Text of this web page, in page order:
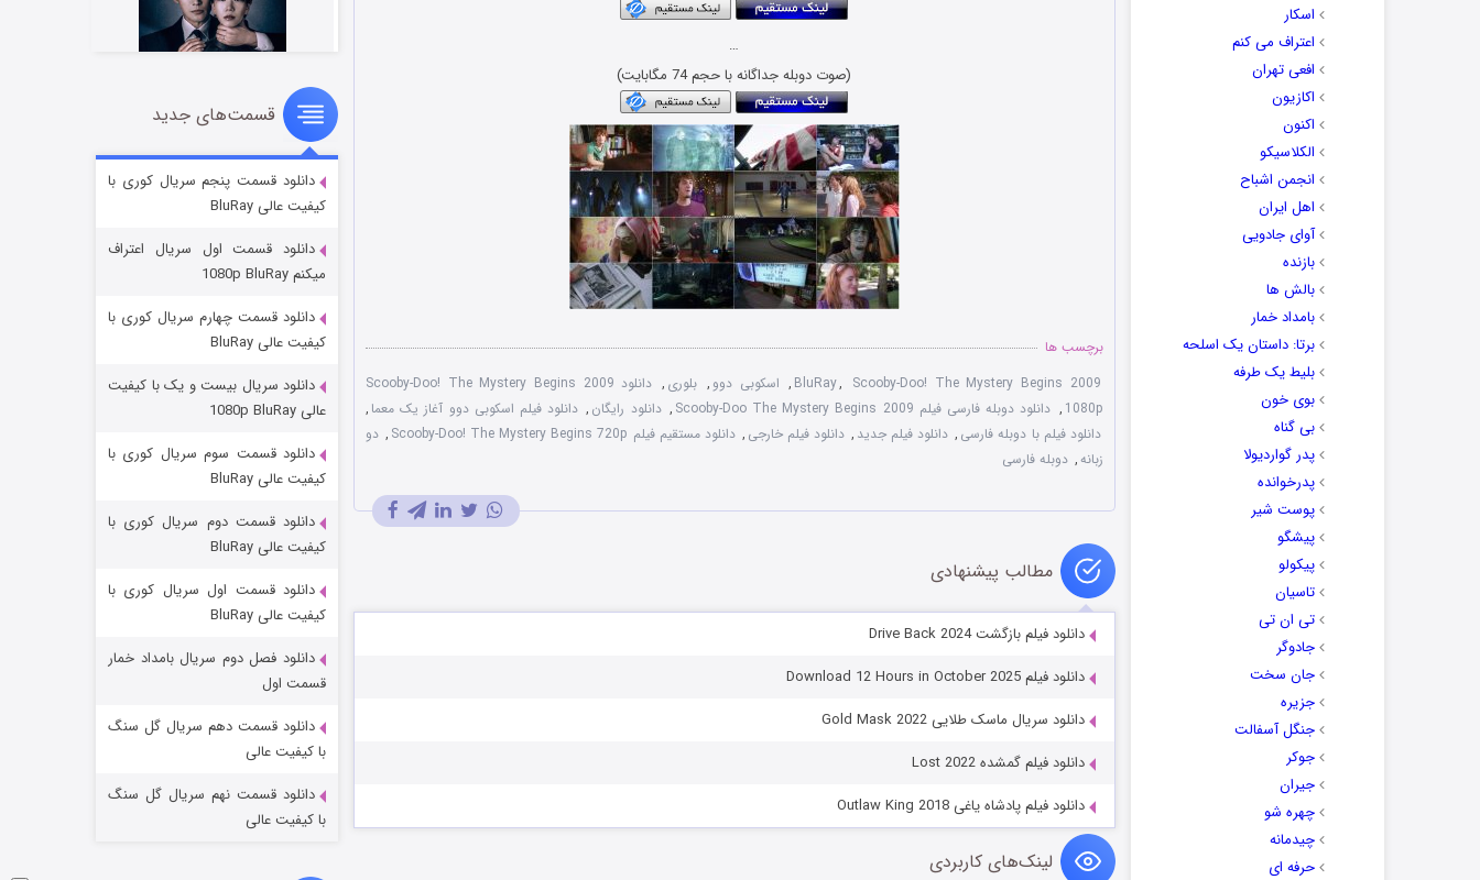
اسکار
اعتراف می کنم
افعی تهران
اکازیون
اکنون
الکلاسیکو
انجمن اشباح
اهل ایران
آوای جادویی
بازنده
بالش ها
بامداد خمار
برتا: داستان یک اسلحه
بلیط یک‌‌ طرفه
بوی خون
بی گناه
پدر گواردیولا
پدرخوانده
پوست شیر
پیشگو
پیکولو
تاسیان
تی ان تی
جادوگر
جان سخت
جزیره
جنگل آسفالت
جوکر
جیران
چهره شو
چیدمانه
حرفه ای
…
(صوت دوبله جداگانه با حجم 74 مگابایت)
برچسب ها
BluRay, Scooby-Doo! The Mystery Begins 2009
, اسکوبی دوو , بلوری ,
دانلود Scooby-Doo! The Mystery Begins 2009
1080p
, دانلود دوبله فارسی فیلم Scooby-Doo The Mystery Begins 2009 , دانلود رایگان , دانلود فیلم اسکوبی دوو آغاز یک معما ,
دانلود فیلم با دوبله فارسی , دانلود فیلم جدید , دانلود فیلم خارجی , دانلود مستقیم فیلم Scooby-Doo! The Mystery Begins 720p , دو
زبانه, دوبله فارسی
مطالب پیشنهادی
دانلود فیلم بازگشت Drive Back 2024
دانلود فیلم Download 12 Hours in October 2025
دانلود سریال ماسک طلایی Gold Mask 2022
دانلود فیلم گمشده Lost 2022
دانلود فیلم پادشاه یاغی Outlaw King 2018
لینک‌های کاربردی
شوهر
قسمت۸ (زیرنویس) منتشر شد
عملیات آپارتمان
مردگان متحرک: شهر مرده ۳
قسمت ۲ (زیرنویس) منتشر شد
قسمت‌های جدید
دانلود قسمت پنجم سریال کوری با
کیفیت عالی BluRay
دانلود قسمت اول سریال اعتراف
میکنم 1080p BluRay
دانلود قسمت چهارم سریال کوری با
کیفیت عالی BluRay
دانلود سریال بیست و یک با کیفیت
عالی 1080p BluRay
دانلود قسمت سوم سریال کوری با
کیفیت عالی BluRay
دانلود قسمت دوم سریال کوری با
کیفیت عالی BluRay
دانلود قسمت اول سریال کوری با
کیفیت عالی BluRay
دانلود فصل دوم سریال بامداد خمار
قسمت اول
دانلود قسمت دهم سریال گل سنگ
با کیفیت عالی
دانلود قسمت نهم سریال گل سنگ
با کیفیت عالی